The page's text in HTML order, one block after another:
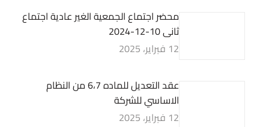
محضر اجتماع الجمعية الغير عادية اجتماع
ثانى 10-12-2024
12 فبراير، 2025
عقد التعديل للماده 6،7 من النظام
الاساسي للشركة
12 فبراير، 2025